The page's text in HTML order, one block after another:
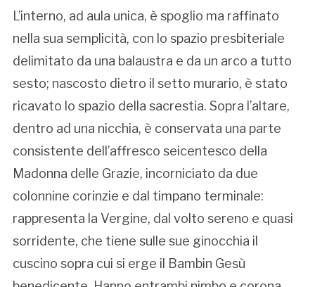
L’interno, ad aula unica, è spoglio ma raffinato
nella sua semplicità, con lo spazio presbiteriale
delimitato da una balaustra e da un arco a tutto
sesto; nascosto dietro il setto murario, è stato
ricavato lo spazio della sacrestia. Sopra l’altare,
dentro ad una nicchia, è conservata una parte
consistente dell’affresco seicentesco della
Madonna delle Grazie, incorniciato da due
colonnine corinzie e dal timpano terminale:
rappresenta la Vergine, dal volto sereno e quasi
sorridente, che tiene sulle sue ginocchia il
cuscino sopra cui si erge il Bambin Gesù